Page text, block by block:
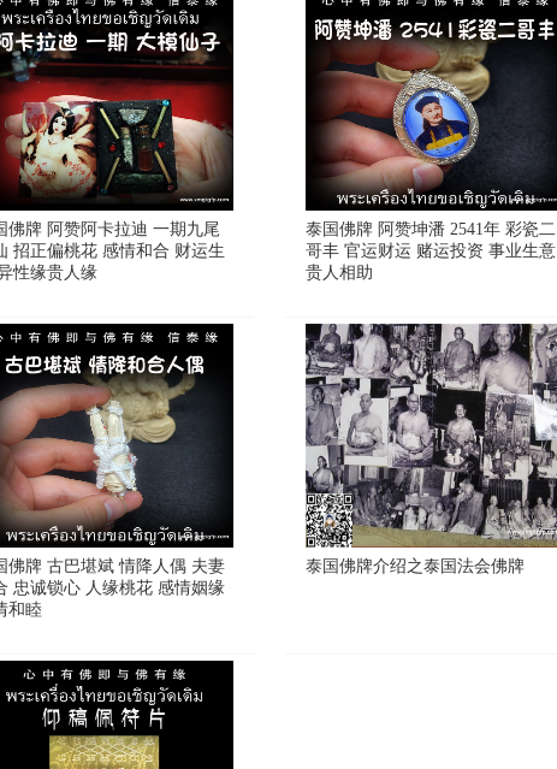
佛牌 阿赞阿卡拉迪 一期九尾
招正偏桃花 感情和合 财运生
性缘贵人缘
泰国佛牌 阿赞坤潘 2541年 彩瓷二
哥丰 官运财运 赌运投资 事业生意
贵人相助
佛牌 古巴堪斌 情降人偶 夫妻
忠诚锁心 人缘桃花 感情姻缘
和睦
泰国佛牌介绍之泰国法会佛牌